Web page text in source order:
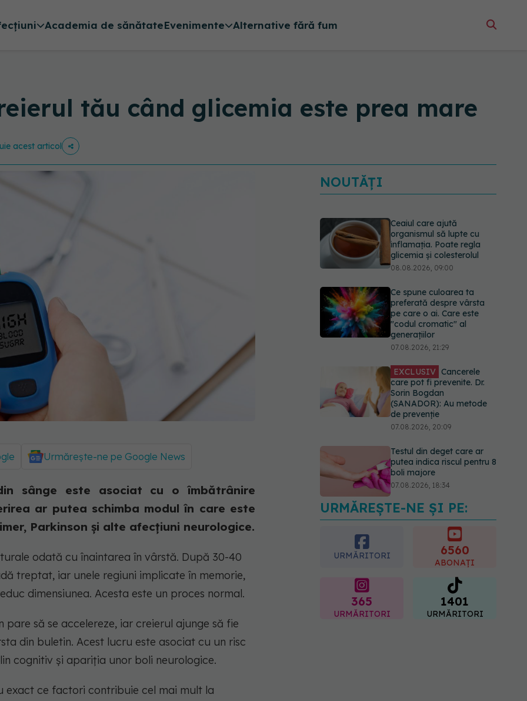
Academia de sănătateEvenimente Alternative fără fum
tău când glicemia este prea mare
acest articol
Urmărește-ne pe Google News
sânge este asociat cu o îmbătrânire
ar putea schimba modul în care este
Parkinson și alte afecțiuni neurologice.
odată cu înaintarea în vârstă. După 30-40
treptat, iar unele regiuni implicate în memorie,
dimensiunea. Acesta este un proces normal.
pare să se accelereze, iar creierul ajunge să fie
din buletin. Acest lucru este asociat cu un risc
cognitiv și apariția unor boli neurologice.
exact ce factori contribuie cel mai mult la
NOUTĂȚI
Ceaiul care ajută
organismul să lupte cu
inflamația. Poate regla
glicemia și colesterolul
08.08.2026, 09:00
Ce spune culoarea ta
preferată despre vârsta
pe care o ai. Care este
"codul cromatic" al
generațiilor
07.08.2026, 21:29
EXCLUSIV Cancerele
care pot fi prevenite. Dr.
Sorin Bogdan
(SANADOR): Au metode
de prevenție
07.08.2026, 20:09
Testul din deget care ar
putea indica riscul pentru 8
boli majore
07.08.2026, 18:34
Fereastra alimentară de
opt ore ar putea ajuta
creierul femeilor de peste
08.08.2026, 10:00
URMĂREȘTE-NE ȘI PE:
URMĂRITORI 6560
ABONAȚI
365
URMĂRITORI
1401
URMĂRITORI